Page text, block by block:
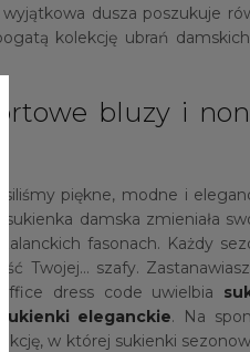
dusza poszukuje
kolekcję ubrań
bluzy i
piękne, modne i
damska zmieniała
fasonach. Każdy
Twojej… szafy.
dress code uwielbia
sukienki eleganckie. Na
w której sukienki